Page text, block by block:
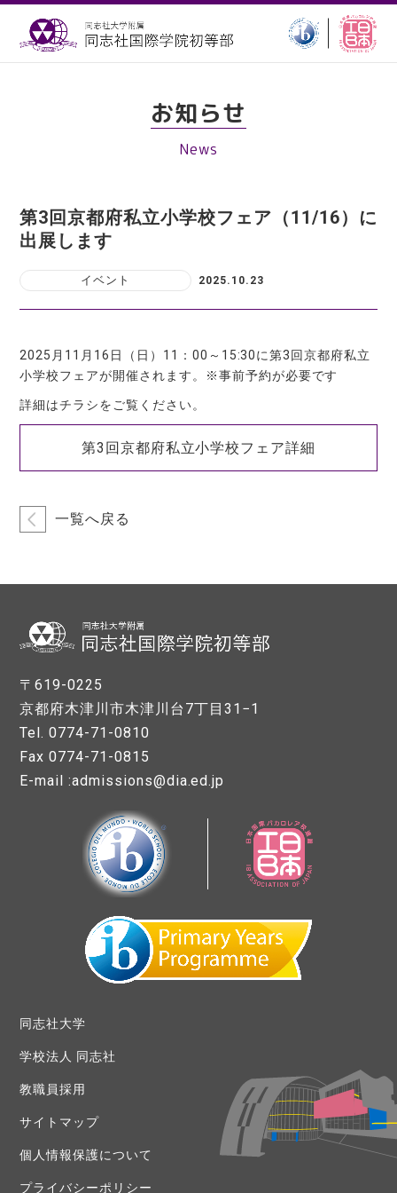
お知らせ
News
第3回京都府私立小学校フェア（11/16）に
出展します
イベント 2025.10.23
2025月11月16日（日）11：00～15:30に第3回京都府私立
小学校フェアが開催されます。※事前予約が必要です
詳細はチラシをご覧ください。
第3回京都府私立小学校フェア詳細
一覧へ戻る
〒619-0225
京都府木津川市木津川台7丁目31−1
Tel. 0774-71-0810
Fax 0774-71-0815
E-mail :admissions@dia.ed.jp
同志社大学
学校法人 同志社
教職員採用
サイトマップ
個人情報保護について
プライバシーポリシー